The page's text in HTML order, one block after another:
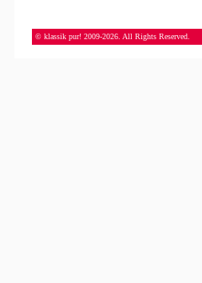
© klassik pur! 2009-2026. All Rights Reserved.